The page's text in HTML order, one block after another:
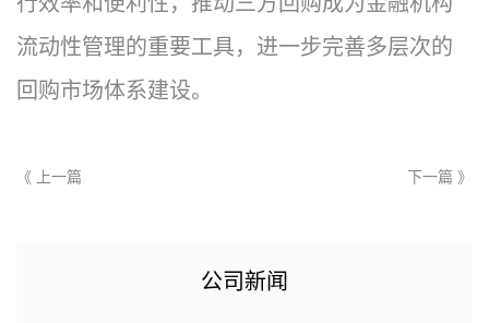
流动性管理的重要工具，进一步完善多层次的
回购市场体系建设。
《 上一篇 下一篇 》
公司新闻